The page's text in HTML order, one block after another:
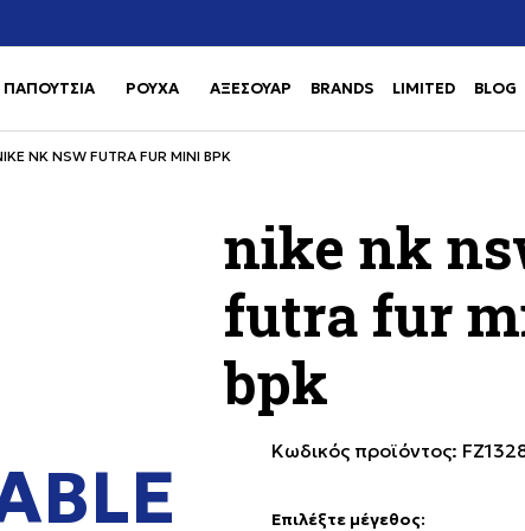
ΠΑΠΟΥΤΣΙΑ Use shift+Enter to open or close
ΡΟΥΧΑ Use shift+Enter to open or close
ΑΞΕΣΟΥΑΡ BRANDS LIMITED BLOG
NK NSW FUTRA FUR MINI BPK
nike nk
futra fur
bpk
Κωδικός προϊόντος:
Επιλέξτε μέγεθος: